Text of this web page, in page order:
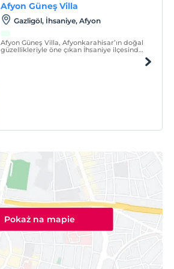
Afyon Güneş Villa
Gazligöl, İhsaniye, Afyon
Afyon Güneş Villa, Afyonkarahisar’ın doğal
güzellikleriyle öne çıkan İhsaniye ilçesinde
Pokaż na mapie